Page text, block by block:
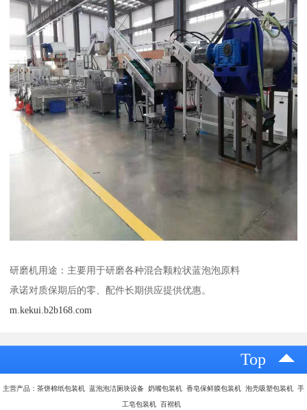
研磨机用途：主要用于研磨各种混合颗粒状蓝泡泡原料
承诺对质保期后的零、配件长期供应提供优惠。
m.kekui.b2b168.com
Top
主营产品：茶饼棉纸包装机 蓝泡泡洁厕块设备 奶嘴包装机 香皂保鲜膜包装机 泡壳吸塑包装机 手
工皂包装机 百褶机